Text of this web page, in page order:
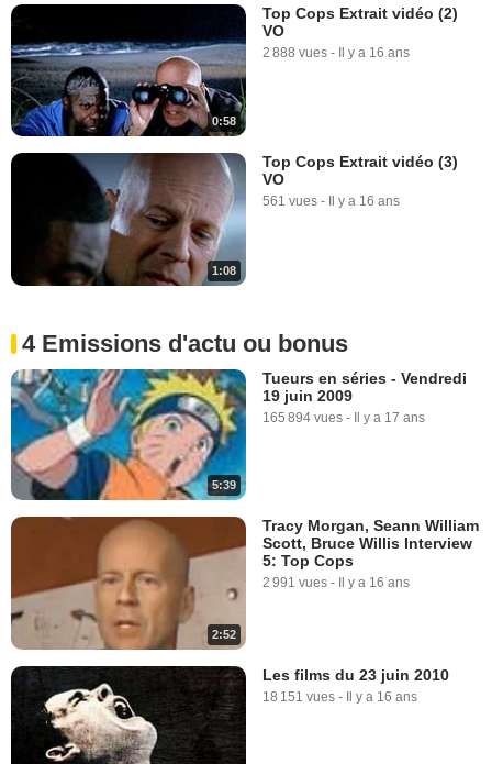
0:58
Top Cops Extrait vidéo (2)
VO
2 888 vues - Il y a 16 ans
1:08
Top Cops Extrait vidéo (3)
VO
561 vues - Il y a 16 ans
4 Emissions d'actu ou bonus
5:39
Tueurs en séries - Vendredi
19 juin 2009
165 894 vues - Il y a 17 ans
2:52
Tracy Morgan, Seann William
Scott, Bruce Willis Interview
5: Top Cops
2 991 vues - Il y a 16 ans
Les films du 23 juin 2010
18 151 vues - Il y a 16 ans